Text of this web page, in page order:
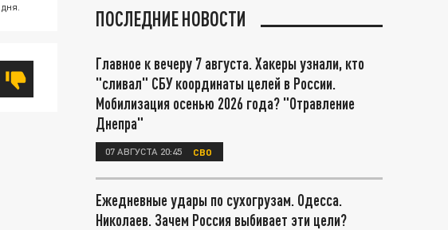
ПОСЛЕДНИЕ НОВОСТИ
Главное к вечеру 7 августа. Хакеры узнали, кто
"сливал" СБУ координаты целей в России.
Мобилизация осенью 2026 года? "Отравление
Днепра"
07 АВГУСТА 20:45 СВО
Ежедневные удары по сухогрузам. Одесса.
Николаев. Зачем Россия выбивает эти цели?